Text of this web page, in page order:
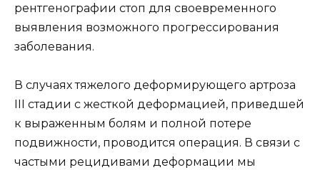
рентгенографии стоп для своевременного
выявления возможного прогрессирования
заболевания.
В случаях тяжелого деформирующего артроза
III стадии с жесткой деформацией, приведшей
к выраженным болям и полной потере
подвижности, проводится операция. В связи с
частыми рецидивами деформации мы